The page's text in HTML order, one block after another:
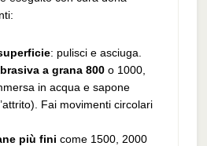
: pulisci e asciuga.
a grana 800o 1000,
in acqua e sapone
Fai movimenti circolari
più fini come 1500, 2000